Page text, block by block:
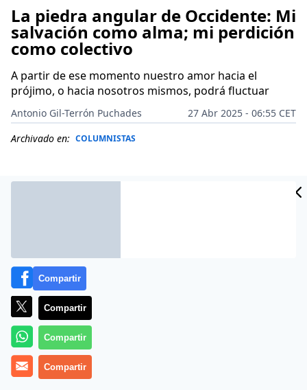
La piedra angular de Occidente: Mi
salvación como alma; mi perdición
como colectivo
A partir de ese momento nuestro amor hacia el
prójimo, o hacia nosotros mismos, podrá fluctuar
Antonio Gil-Terrón Puchades
27 Abr 2025 - 06:55 CET
Archivado en: COLUMNISTAS
Más información
Compartir
Compartir
Compartir
Compartir